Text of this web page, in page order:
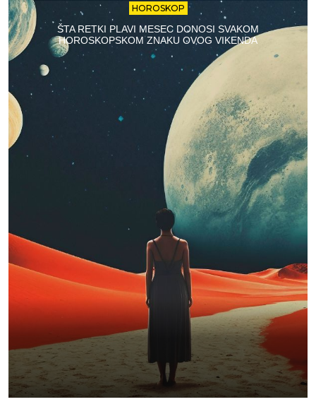
HOROSKOP
ŠTA RETKI PLAVI MESEC DONOSI SVAKOM
HOROSKOPSKOM ZNAKU OVOG VIKENDA